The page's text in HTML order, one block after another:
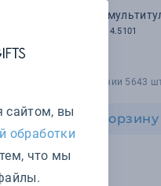
Мини-
арт. P514.5101
В наличии 5643
В корзину
сайтом, вы
обработки
что мы